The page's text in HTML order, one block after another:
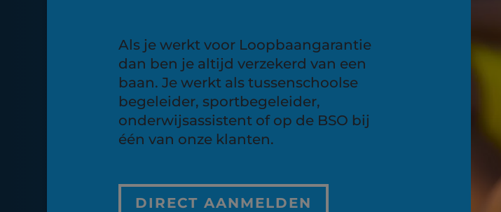
Als je werkt voor Loopbaangarantie
dan ben je altijd verzekerd van een
baan. Je werkt als tussenschoolse
begeleider, sportbegeleider,
onderwijsassistent of op de BSO bij
één van onze klanten.
DIRECT AANMELDEN